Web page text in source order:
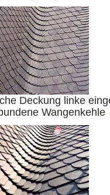
Deckung linke
Wangenkehle